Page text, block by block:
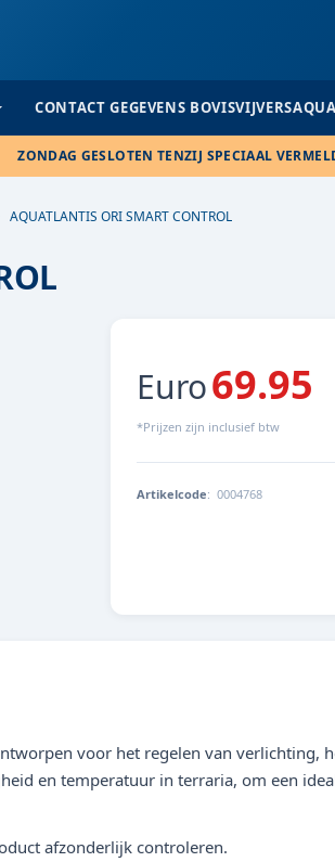
CONTACT GEGEVENS
ZONDAG GESLOTEN TENZIJ SPECIAAL
AQUATLANTIS ORI SMART CONTROL
Euro69.95
*Prijzen zijn inclusief btw
Artikelcode: 0004768
voor het regelen van verlichting,
en temperatuur in terraria, om een
afzonderlijk controleren.